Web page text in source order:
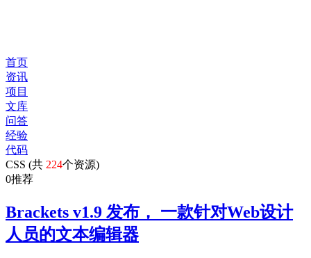
首页
资讯
项目
文库
问答
经验
代码
CSS (共 224个资源)
0推荐
Brackets v1.9 发布， 一款针对Web设计
人员的文本编辑器